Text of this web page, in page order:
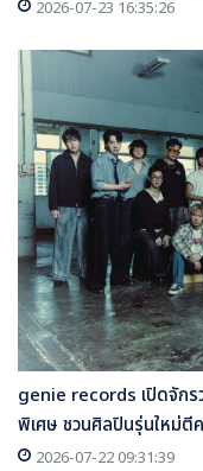
2026-07-23 16:35:26
genie records เปิดจักร
พิเศษ ชวนศิลปินรุ่นใหม่ตี
2026-07-22 09:31:39